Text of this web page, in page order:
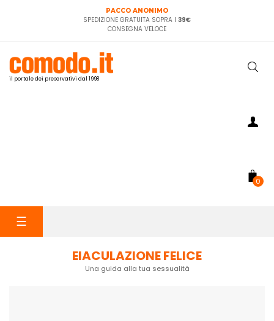
PACCO ANONIMO
SPEDIZIONE GRATUITA SOPRA I 39€
CONSEGNA VELOCE
il portale dei preservativi dal 1998
0
navigazione
☰
EIACULAZIONE FELICE
Una guida alla tua sessualità